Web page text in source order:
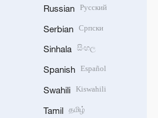
Russian Русский
Serbian Српски
Sinhala සිංහල
Spanish Español
Swahili Kiswahili
Tamil தமிழ்